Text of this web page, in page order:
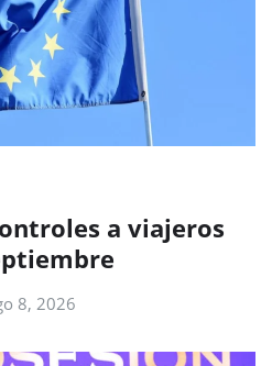
a viajeros
8, 2026